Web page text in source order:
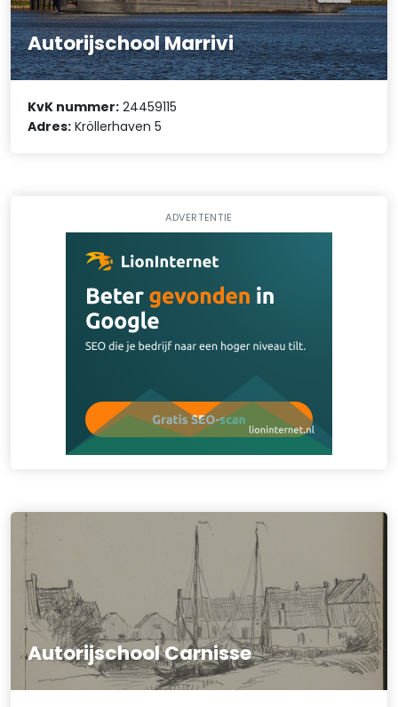
Autorijschool Marrivi
KvK nummer: 24459115
Adres: Kröllerhaven 5
ADVERTENTIE
Autorijschool Carnisse